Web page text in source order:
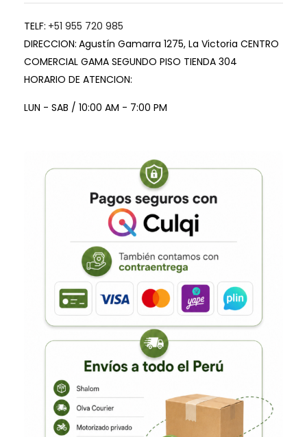
TELF: +51 955 720 985
DIRECCION: Agustín Gamarra 1275, La Victoria CENTRO
COMERCIAL GAMA SEGUNDO PISO TIENDA 304
HORARIO DE ATENCION:
LUN - SAB / 10:00 AM - 7:00 PM